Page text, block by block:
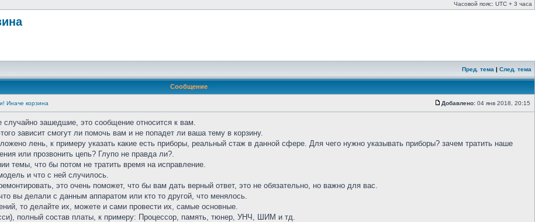
Часовой пояс: UTC + 3 часа
Пред. тема | След. тема
Сообщение
Иначе корзина Добавлено: 04 янв 2018, 20:15
зашедшие, это сообщение относится к вам.
зависит смогут ли помочь вам и не попадет ли ваша тему в корзину.
лень, к примеру указать какие есть приборы, реальный стаж в данной сфере. Для чего нужно указывать приборы? зачем тратить наше
или прозвонить цепь? Глупо не правда ли?.
темы, что бы потом не тратить время на исправление.
и что с ней случилось.
это очень поможет, что бы вам дать верный ответ, это не обязательно, но важно для вас.
вы делали с данным аппаратом или кто то другой, что менялось.
то делайте их, можете и сами провести их, самые основные.
полный состав платы, к примеру: Процессор, память, тюнер, УНЧ, ШИМ и тд.